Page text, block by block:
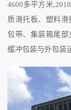
4600多平方米
质滑托板、塑料
包带、集装箱尾部
缓冲包装与外包装